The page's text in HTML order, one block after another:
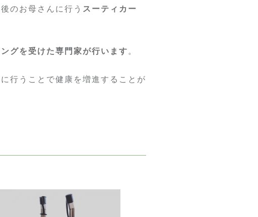
後のお母さんに行う スーティカー
グを受けた専門家が行います 。
行うことで健康を増進することが